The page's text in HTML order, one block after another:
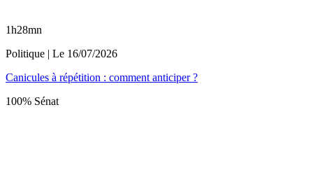
1h28mn
Politique | Le 16/07/2026
Canicules à répétition : comment anticiper ?
100% Sénat